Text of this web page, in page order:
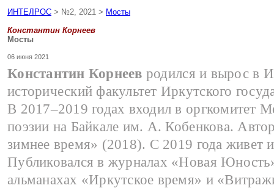
ИНТЕЛРОС > №2, 2021 > Мосты
Константин Корнеев
Мосты
06 июня 2021
Константин Корнеев родился и вырос в
исторический факультет Иркутского
В 2017–2019 годах входил в оргкомитет
поэзии на Байкале им. А. Кобенкова.
зимнее время» (2018). С 2019 года живет
Публиковался в журналах «Новая
альманахах «Иркутское время» и